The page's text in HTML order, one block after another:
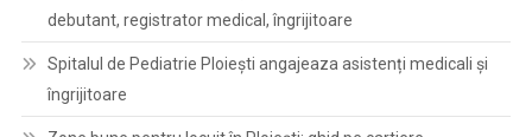
debutant, registrator medical, îngrijitoare
Spitalul de Pediatrie Ploieşti angajeaza asistenți medicali și
îngrijitoare